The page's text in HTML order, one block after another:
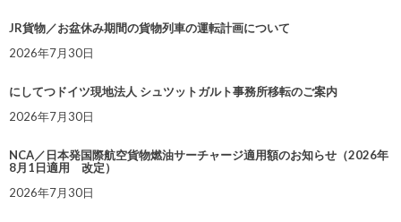
JR貨物／お盆休み期間の貨物列車の運転計画について
2026年7月30日
にしてつドイツ現地法人 シュツットガルト事務所移転のご案内
2026年7月30日
NCA／日本発国際航空貨物燃油サーチャージ適用額のお知らせ（2026年
8月1日適用 改定）
2026年7月30日